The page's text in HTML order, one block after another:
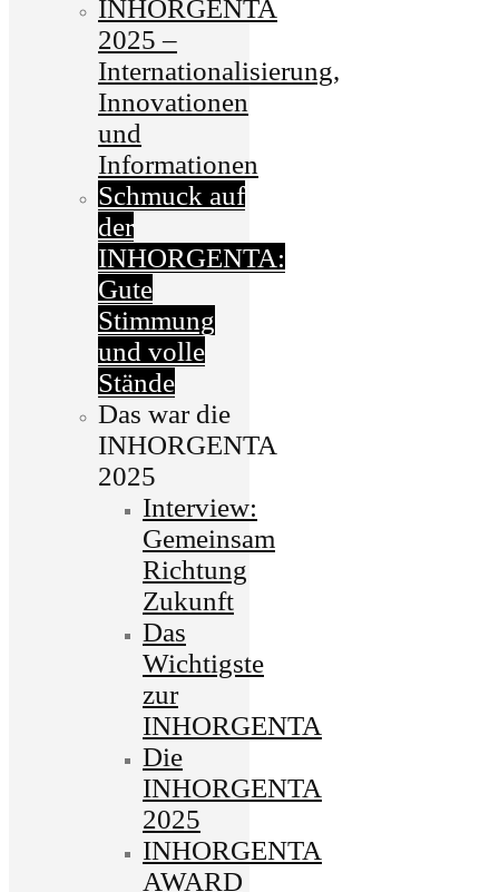
INHORGENTA
2025 –
Internationalisierung,
Innovationen
und
Informationen
Schmuck auf
der
INHORGENTA:
Gute
Stimmung
und volle
Stände
Das war die
INHORGENTA
2025
Interview:
Gemeinsam
Richtung
Zukunft
Das
Wichtigste
zur
INHORGENTA
Die
INHORGENTA
2025
INHORGENTA
AWARD